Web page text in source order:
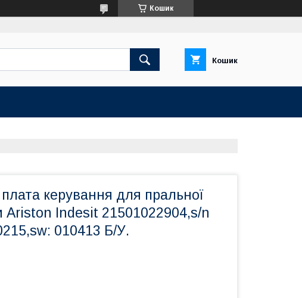
Кошик
Кошик
керування для пральної
Indesit 21501022904,s/n
010413 Б/У.